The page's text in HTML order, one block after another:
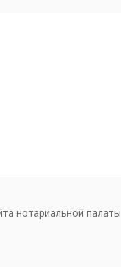
нотариальной палаты